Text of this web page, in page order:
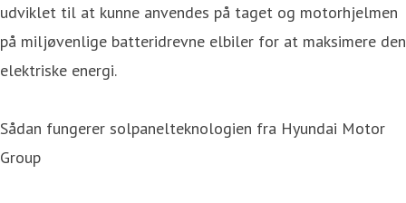
udviklet til at kunne anvendes på taget og motorhjelmen
på miljøvenlige batteridrevne elbiler for at maksimere den
elektriske energi.
Sådan fungerer solpanelteknologien fra Hyundai Motor
Group